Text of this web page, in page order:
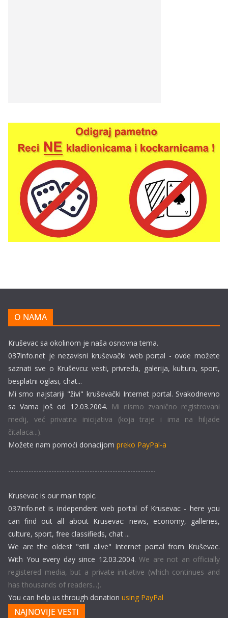
O NAMA
Kruševac sa okolinom je naša osnovna tema.
037info.net je nezavisni kruševački web portal - ovde možete
saznati sve o Kruševcu: vesti, privreda, galerija, kultura, sport,
besplatni oglasi, chat...
Mi smo najstariji "živi" kruševački Internet portal. Svakodnevno
sa Vama još od 12.03.2004. Mi nismo zvanično registrovani
medij, već privatna inicijativa (koja traje i ima na hiljade
čitalaca...).
Možete nam pomoći donacijom preko PayPal-a
----------------------------------------------------------
Krusevac is our main topic.
037info.net is independent web portal of Krusevac - here you
can find out all about Krusevac: news, economy, galleries,
culture, sport, free classifieds, chat ...
We are the oldest "still alive" Internet portal from Kruševac.
With You every day since 12.03.2004. We are not an officially
registered media, but a private initiative (which continues and
has thousands of readers...).
You can help us through donation using PayPal
NAJNOVIJE VESTI